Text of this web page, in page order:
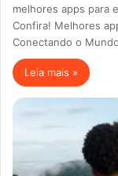
melhores apps para
Confira! Melhores
Conectando o
Leia mais »